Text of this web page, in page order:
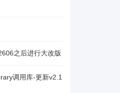
之后进行大改版
调用库-更新v2.1